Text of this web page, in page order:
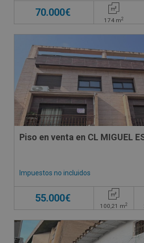
70.000€
174 m2
CONDICIONES ESPECIALES
Piso en venta en CL MIGUEL
Impuestos no incluidos
55.000€
100,21 m2
CONDICIONES ESPECIALES